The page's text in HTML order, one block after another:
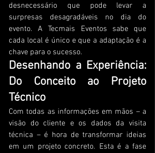
desnecessário que pode levar a
surpresas desagradáveis no dia do
evento. A Tecmais Eventos sabe que
cada local é único e que a adaptação é a
chave para o sucesso.
Desenhando a Experiência:
Do Conceito ao Projeto
Técnico
Com todas as informações em mãos – a
visão do cliente e os dados da visita
técnica – é hora de transformar ideias
em um projeto concreto. Esta é a fase